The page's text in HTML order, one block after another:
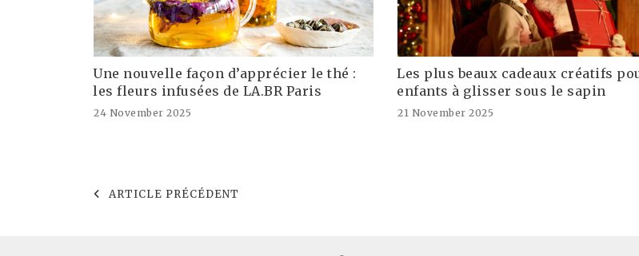
Une nouvelle façon d’apprécier le thé :
les fleurs infusées de LA.BR Paris
24 November 2025
Les plus beaux cadeaux créatifs
enfants à glisser sous le sapin
21 November 2025
ARTICLE PRÉCÉDENT